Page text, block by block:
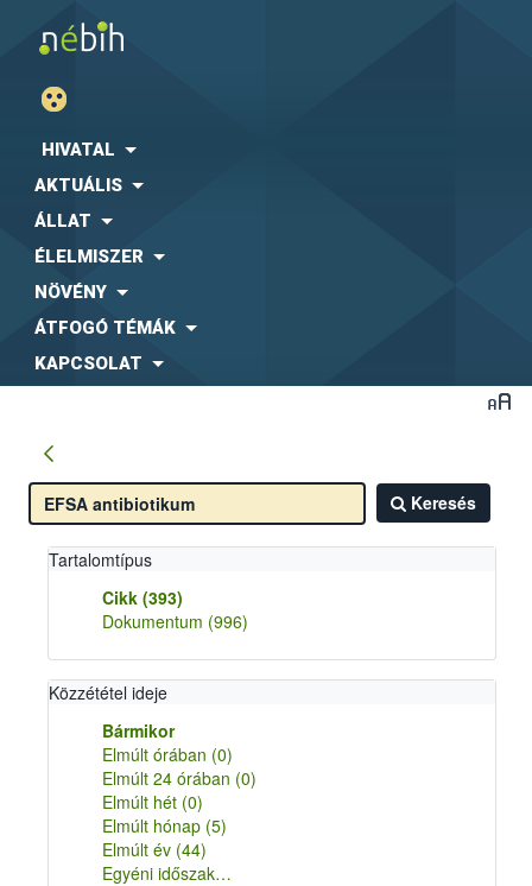
HIVATAL
AKTUÁLIS
ÁLLAT
ÉLELMISZER
NÖVÉNY
ÁTFOGÓ TÉMÁK
KAPCSOLAT
Keresés
Tartalomtípus
Cikk (393)
Dokumentum (996)
Közzététel ideje
Bármikor
Elmúlt órában (0)
Elmúlt 24 órában (0)
Elmúlt hét (0)
Elmúlt hónap (5)
Elmúlt év (44)
Egyéni időszak…